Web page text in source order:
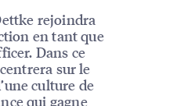
rejoindra
en tant que
Dans ce
sur le
culture de
qui gagne